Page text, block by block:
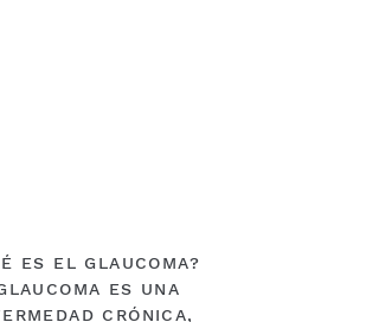
ES EL GLAUCOMA?
ES UNA
CRÓNICA,